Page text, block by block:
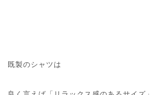
既製のシャツは